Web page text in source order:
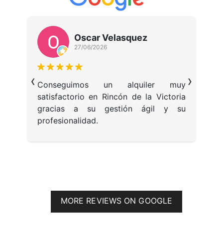
‹
Oscar Velasquez
27/06/2026
Conseguimos un alquiler muy
satisfactorio en Rincón de la Victoria
gracias a su gestión ágil y su
profesionalidad.
›
MORE REVIEWS ON GOOGLE